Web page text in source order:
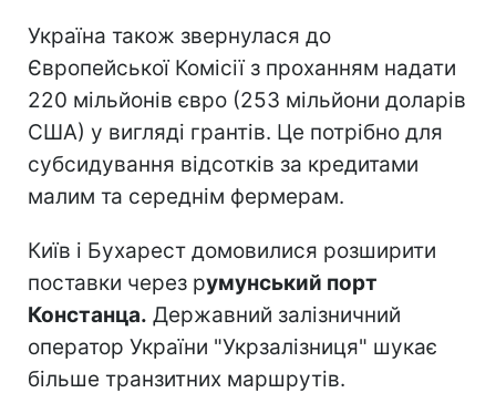
Україна також звернулася до
Європейської Комісії з проханням надати
220 мільйонів євро (253 мільйони доларів
США) у вигляді грантів. Це потрібно для
субсидування відсотків за кредитами
малим та середнім фермерам.
Київ і Бухарест домовилися розширити
поставки через румунський порт
Констанца. Державний залізничний
оператор України "Укрзалізниця" шукає
більше транзитних маршрутів.